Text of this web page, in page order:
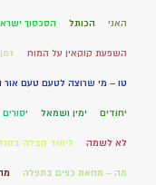
האני הכותל הסכסוך
השפעת קוקאין על המוח
טו – מי שרוצה לטעם טעם אור
יחודים ימין ושמאל יסורים
לא לשמה לימוד קבלה
מה – מחאת כפים בתפלה